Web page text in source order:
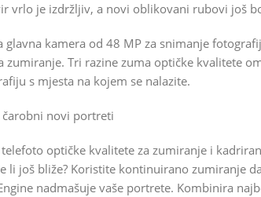
vrlo je izdržljiv, a novi oblikovani rubovi još
glavna kamera od 48 MP za snimanje
zumiranje. Tri razine zuma optičke kvalitete
s mjesta na kojem se nalazite.
čarobni novi portreti
optičke kvalitete za zumiranje i
li još bliže? Koristite kontinuirano zumiranje
nadmašuje vaše portrete. Kombinira